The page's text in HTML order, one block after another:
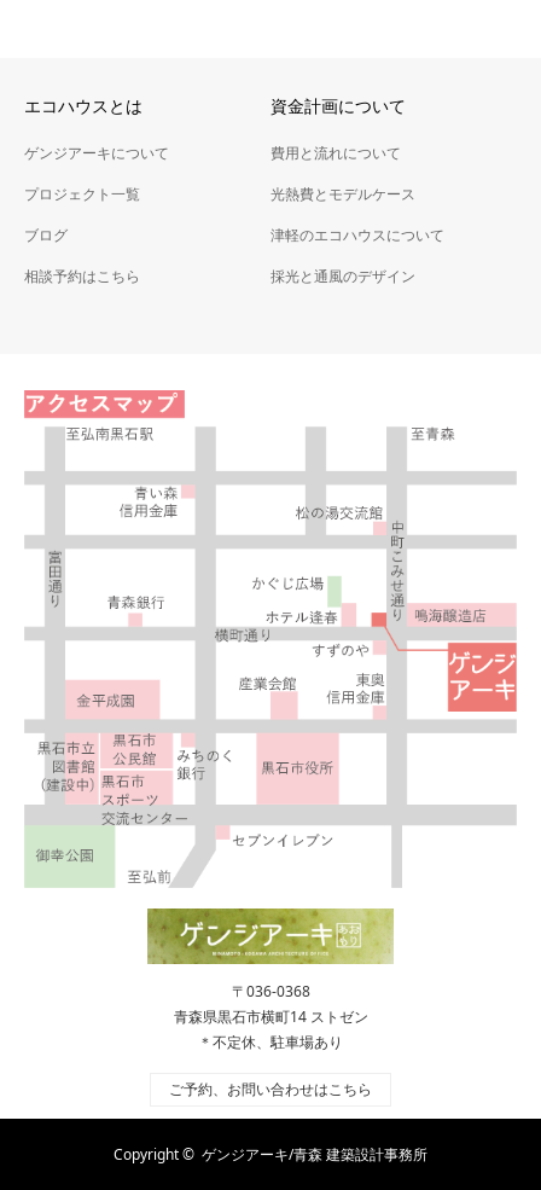
エコハウスとは
ゲンジアーキについて
プロジェクト一覧
ブログ
相談予約はこちら
資金計画について
費用と流れについて
光熱費とモデルケース
津軽のエコハウスについて
採光と通風のデザイン
〒036-0368
青森県黒石市横町14 ストゼン
＊不定休、駐車場あり
ご予約、お問い合わせはこちら
Copyright © ゲンジアーキ/青森 建築設計事務所